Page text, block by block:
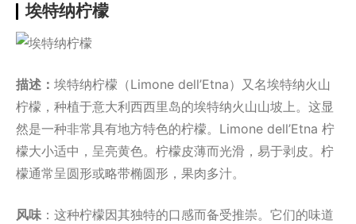
埃特纳柠檬
描述： 埃特纳柠檬（Limone dell’Etna）又名埃特纳火山
柠檬，种植于意大利西西里岛的埃特纳火山山坡上。这显
然是一种非常具有地方特色的柠檬。Limone dell’Etna 柠
檬大小适中，呈亮黄色。柠檬皮薄而光滑，易于剥皮。柠
檬通常呈圆形或略带椭圆形，果肉多汁。
风味 ：这种柠檬因其独特的口感而备受推崇。它们的味道